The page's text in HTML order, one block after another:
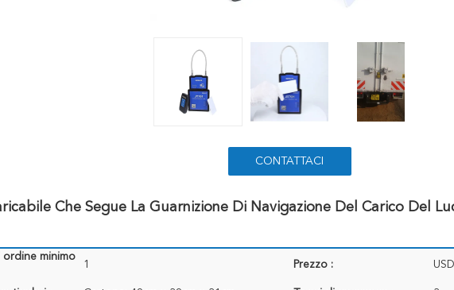
CONTATTACI
Che Segue La Guarnizione Di Navigazione Del Carico Del
ordine minimo
1 Prezzo :